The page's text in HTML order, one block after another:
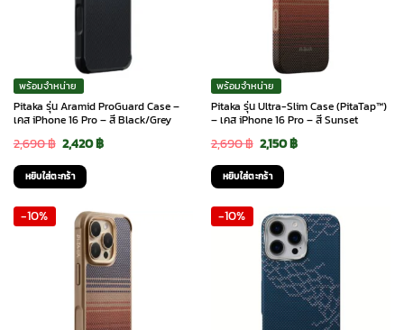
พร้อมจำหน่าย
Pitaka รุ่น Aramid ProGuard Case –
เคส iPhone 16 Pro – สี Black/Grey
2,690฿ Original
price
was:
2,690 ฿.
2,420฿Current
2,420 ฿.
หยิบใส่ตะกร้า
พร้อมจำหน่าย
Pitaka รุ่น Ultra-Slim Case (PitaTap™)
– เคส iPhone 16 Pro – สี Sunset
2,690฿ Original
price
was:
2,690 ฿.
2,150฿Current
2,150 ฿.
หยิบใส่ตะกร้า
-10% -10%